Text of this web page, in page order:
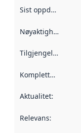
Sist oppdatert
Nøyaktighet
Tilgjengelighet
Kompletthet
Aktualitet:
Relevans: